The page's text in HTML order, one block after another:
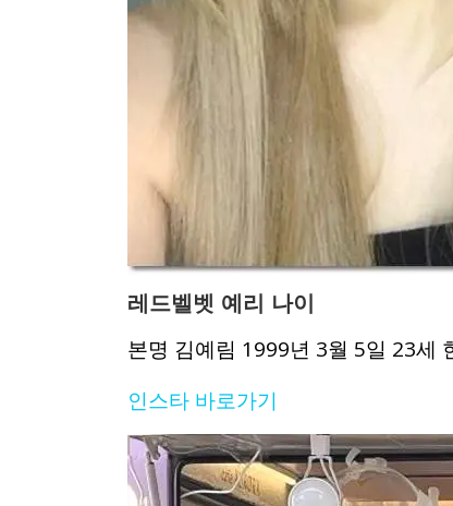
레드벨벳 예리 나이
본명 김예림 1999년 3월 5일 23세
인스타 바로가기